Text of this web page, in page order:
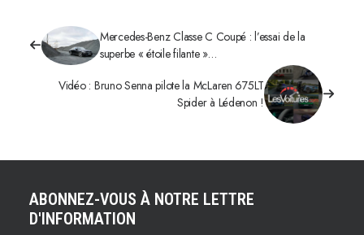
Mercedes-Benz Classe C Coupé : l’essai de la
superbe « étoile filante »…
Vidéo : Bruno Senna pilote la McLaren 675LT
Spider à Lédenon !
ABONNEZ-VOUS À NOTRE LETTRE
D'INFORMATION